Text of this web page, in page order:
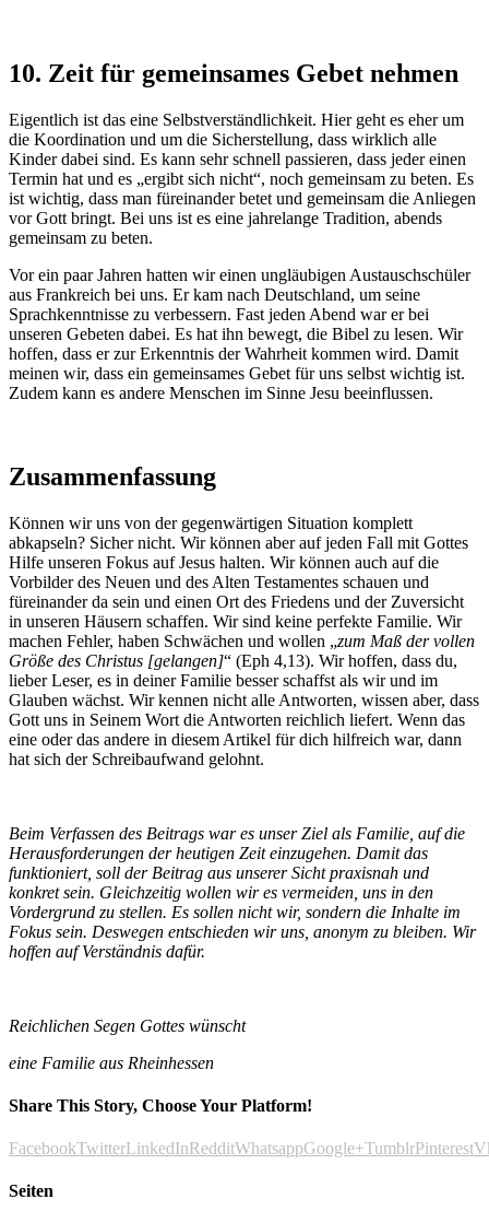
10. Zeit für gemeinsames Gebet nehmen
Eigentlich ist das eine Selbstverständlichkeit. Hier geht es eher um
die Koordination und um die Sicherstellung, dass wirklich alle
Kinder dabei sind. Es kann sehr schnell passieren, dass jeder einen
Termin hat und es „ergibt sich nicht“, noch gemeinsam zu beten. Es
ist wichtig, dass man füreinander betet und gemeinsam die Anliegen
vor Gott bringt. Bei uns ist es eine jahrelange Tradition, abends
gemeinsam zu beten.
Vor ein paar Jahren hatten wir einen ungläubigen Austauschschüler
aus Frankreich bei uns. Er kam nach Deutschland, um seine
Sprachkenntnisse zu verbessern. Fast jeden Abend war er bei
unseren Gebeten dabei. Es hat ihn bewegt, die Bibel zu lesen. Wir
hoffen, dass er zur Erkenntnis der Wahrheit kommen wird. Damit
meinen wir, dass ein gemeinsames Gebet für uns selbst wichtig ist.
Zudem kann es andere Menschen im Sinne Jesu beeinflussen.
Zusammenfassung
Können wir uns von der gegenwärtigen Situation komplett
abkapseln? Sicher nicht. Wir können aber auf jeden Fall mit Gottes
Hilfe unseren Fokus auf Jesus halten. Wir können auch auf die
Vorbilder des Neuen und des Alten Testamentes schauen und
füreinander da sein und einen Ort des Friedens und der Zuversicht
in unseren Häusern schaffen. Wir sind keine perfekte Familie. Wir
machen Fehler, haben Schwächen und wollen „zum Maß der vollen
Größe des Christus [gelangen]“ (Eph 4,13). Wir hoffen, dass du,
lieber Leser, es in deiner Familie besser schaffst als wir und im
Glauben wächst. Wir kennen nicht alle Antworten, wissen aber, dass
Gott uns in Seinem Wort die Antworten reichlich liefert. Wenn das
eine oder das andere in diesem Artikel für dich hilfreich war, dann
hat sich der Schreibaufwand gelohnt.
Beim Verfassen des Beitrags war es unser Ziel als Familie, auf die
Herausforderungen der heutigen Zeit einzugehen. Damit das
funktioniert, soll der Beitrag aus unserer Sicht praxisnah und
konkret sein. Gleichzeitig wollen wir es vermeiden, uns in den
Vordergrund zu stellen. Es sollen nicht wir, sondern die Inhalte im
Fokus sein. Deswegen entschieden wir uns, anonym zu bleiben. Wir
hoffen auf Verständnis dafür.
Reichlichen Segen Gottes wünscht
eine Familie aus Rheinhessen
Share This Story, Choose Your Platform!
FacebookTwitterLinkedInRedditWhatsappGoogle+TumblrPinterest
Seiten